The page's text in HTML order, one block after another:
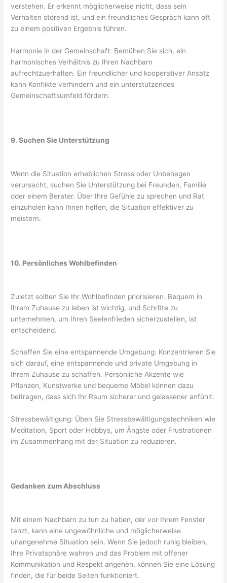
verstehen. Er erkennt möglicherweise nicht, dass sein
Verhalten störend ist, und ein freundliches Gespräch kann oft
zu einem positiven Ergebnis führen.
Harmonie in der Gemeinschaft: Bemühen Sie sich, ein
harmonisches Verhältnis zu Ihren Nachbarn
aufrechtzuerhalten. Ein freundlicher und kooperativer Ansatz
kann Konflikte verhindern und ein unterstützendes
Gemeinschaftsumfeld fördern.
9. Suchen Sie Unterstützung
Wenn die Situation erheblichen Stress oder Unbehagen
verursacht, suchen Sie Unterstützung bei Freunden, Familie
oder einem Berater. Über Ihre Gefühle zu sprechen und Rat
einzuholen kann Ihnen helfen, die Situation effektiver zu
meistern.
10. Persönliches Wohlbefinden
Zuletzt sollten Sie Ihr Wohlbefinden priorisieren. Bequem in
Ihrem Zuhause zu leben ist wichtig, und Schritte zu
unternehmen, um Ihren Seelenfrieden sicherzustellen, ist
entscheidend.
Schaffen Sie eine entspannende Umgebung: Konzentrieren Sie
sich darauf, eine entspannende und private Umgebung in
Ihrem Zuhause zu schaffen. Persönliche Akzente wie
Pflanzen, Kunstwerke und bequeme Möbel können dazu
beitragen, dass sich Ihr Raum sicherer und gelassener anfühlt.
Stressbewältigung: Üben Sie Stressbewältigungstechniken wie
Meditation, Sport oder Hobbys, um Ängste oder Frustrationen
im Zusammenhang mit der Situation zu reduzieren.
Gedanken zum Abschluss
Mit einem Nachbarn zu tun zu haben, der vor Ihrem Fenster
tanzt, kann eine ungewöhnliche und möglicherweise
unangenehme Situation sein. Wenn Sie jedoch ruhig bleiben,
Ihre Privatsphäre wahren und das Problem mit offener
Kommunikation und Respekt angehen, können Sie eine Lösung
finden, die für beide Seiten funktioniert.